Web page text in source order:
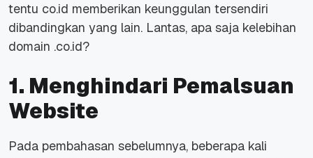
tentu co.id memberikan keunggulan tersendiri
dibandingkan yang lain. Lantas, apa saja kelebihan
domain .co.id?
1. Menghindari Pemalsuan
Website
Pada pembahasan sebelumnya, beberapa kali